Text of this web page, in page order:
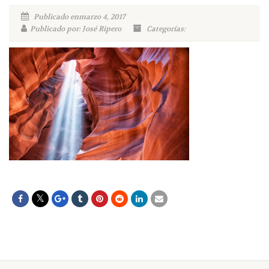
Publicado enmarzo 4, 2017
Publicado por: José Ripero
Categorías: